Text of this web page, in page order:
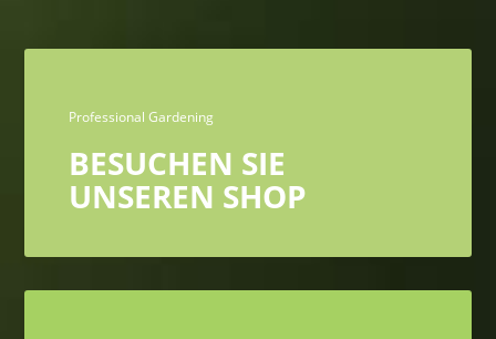
Professional Gardening
BESUCHEN SIE
UNSEREN SHOP